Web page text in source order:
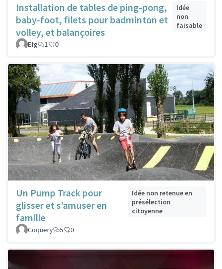
Installation de tables de ping-pong,
baby-foot, filets pour badminton et
volley, et balançoires
Idée
non
faisable
Efg 1 0
Un Pump Track pour
glisser et s’amuser en
famille
Idée non retenue en
présélection
citoyenne
Coquery 5 0